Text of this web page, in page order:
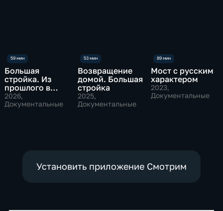
Большая
стройка. Из
прошлого в
будущее
2026,
Документальные
Возвращение
домой. Большая
стройка
2025,
Документальные
Мост с русским
характером
2023,
Документальные
Установить приложение Смотрим